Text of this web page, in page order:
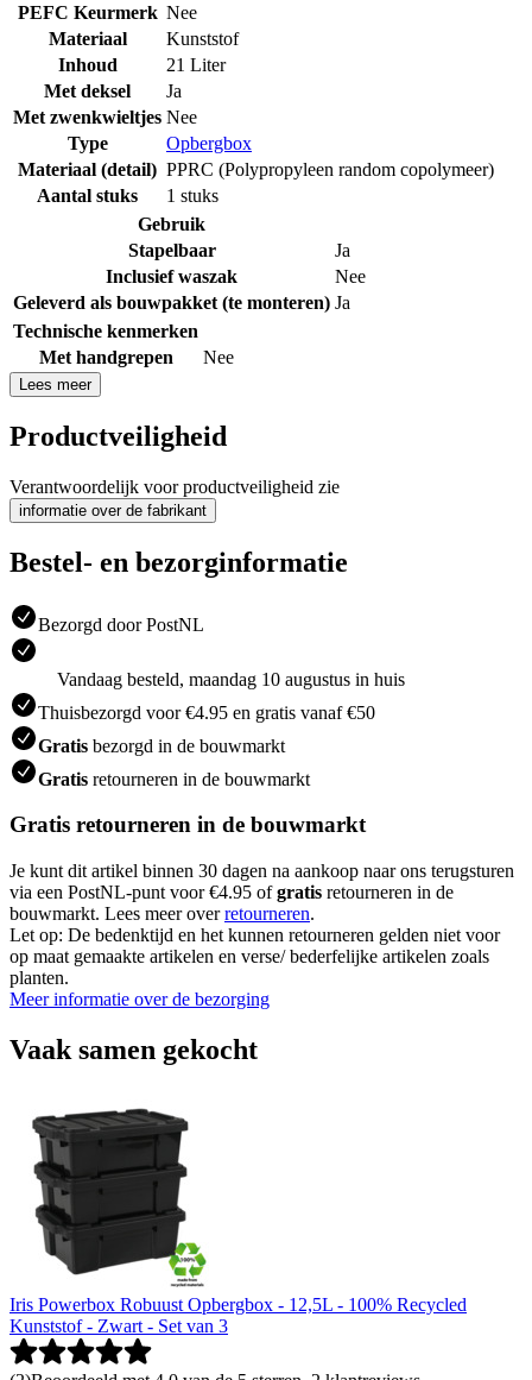
PEFC Keurmerk Nee
Materiaal
Kunststof
Inhoud
21 Liter
Met deksel
Ja
Met zwenkwieltjes Nee
Type
Opbergbox
Materiaal (detail) PPRC (Polypropyleen random copolymeer)
Aantal stuks
1 stuks
Gebruik
Stapelbaar
Ja
Inclusief waszak
Nee
Geleverd als bouwpakket (te monteren) Ja
Technische kenmerken
Met handgrepen
Nee
Lees meer
Productveiligheid
Verantwoordelijk voor productveiligheid zie
informatie over de fabrikant
Bestel- en bezorginformatie
Bezorgd door PostNL
Vandaag besteld, maandag 10 augustus in huis
Thuisbezorgd voor €4.95 en gratis vanaf €50
Gratis bezorgd in de bouwmarkt
Gratis retourneren in de bouwmarkt
Gratis retourneren in de bouwmarkt
Je kunt dit artikel binnen 30 dagen na aankoop naar ons terugsturen
via een PostNL-punt voor €4.95 ofgratis retourneren in de
bouwmarkt. Lees meer overretourneren.
Let op: De bedenktijd en het kunnen retourneren gelden niet voor
op maat gemaakte artikelen en verse/ bederfelijke artikelen zoals
planten.
Meer informatie over de bezorging
Vaak samen gekocht
Iris Powerbox Robuust Opbergbox - 12,5L - 100% Recycled
Kunststof - Zwart - Set van 3